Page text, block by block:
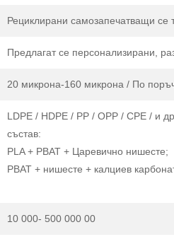
Рециклирани самозапечатващи се
Предлагат се персонализирани,
20 микрона-160 микрона / По
LDPE / HDPE / PP / OPP / CPE / и др.
състав:
PLA + PBAT + Царевично нишесте;
PBAT + нишесте + калциев
10 000- 500 000 00